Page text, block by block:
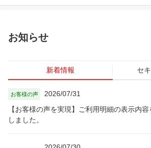
お知らせ
新着情報 セ
お客様の声
2026/07/31
【お客様の声を実現】ご利用明細の表示内
しました。